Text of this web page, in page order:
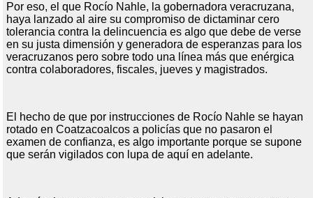
Por eso, el que Rocío Nahle, la gobernadora veracruzana,
haya lanzado al aire su compromiso de dictaminar cero
tolerancia contra la delincuencia es algo que debe de verse
en su justa dimensión y generadora de esperanzas para los
veracruzanos pero sobre todo una línea más que enérgica
contra colaboradores, fiscales, jueves y magistrados.
El hecho de que por instrucciones de Rocío Nahle se hayan
rotado en Coatzacoalcos a policías que no pasaron el
examen de confianza, es algo importante porque se supone
que serán vigilados con lupa de aquí en adelante.